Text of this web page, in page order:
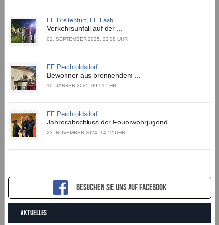
FF Breitenfurt, FF Laab ...
Verkehrsunfall auf der ...
02. SEPTEMBER 2025, 22:08 UHR
FF Perchtoldsdorf
Bewohner aus brennendem ...
10. JÄNNER 2025, 09:51 UHR
FF Perchtoldsdorf
Jahresabschluss der Feuerwehrjugend
23. NOVEMBER 2024, 14:12 UHR
Besuchen sie uns auf Facebook
AKTUELLES